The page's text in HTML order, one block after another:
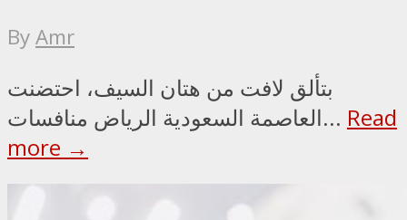
ByAmr
بتألق لافت من هتان السيف، احتضنت
العاصمة السعودية الرياض منافسات... Read
more →